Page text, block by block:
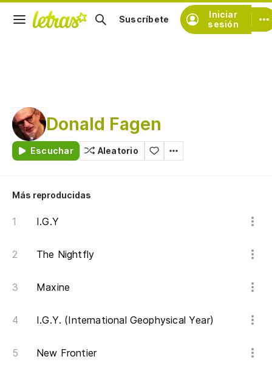
Iniciar
sesión
Suscríbete
Donald Fagen
Escuchar Aleatorio
Más reproducidas
I.G.Y
The Nightfly
Maxine
I.G.Y. (International Geophysical Year)
New Frontier